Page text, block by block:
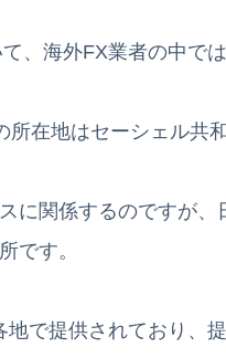
、海外FX業者の中で
所在地はセーシェル共
に関係するのですが
です。
で提供されており、